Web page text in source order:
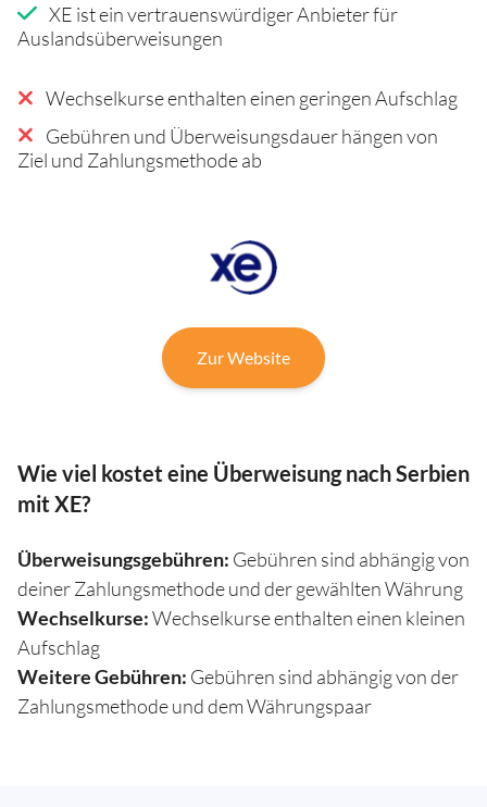
XE ist ein vertrauenswürdiger Anbieter für
Auslandsüberweisungen
Wechselkurse enthalten einen geringen Aufschlag
Gebühren und Überweisungsdauer hängen von
Ziel und Zahlungsmethode ab
Zur Website
Wie viel kostet eine Überweisung nach Serbien
mit XE?
Überweisungsgebühren: Gebühren sind abhängig von
deiner Zahlungsmethode und der gewählten Währung
Wechselkurse:Wechselkurse enthalten einen kleinen
Aufschlag
Weitere Gebühren: Gebühren sind abhängig von der
Zahlungsmethode und dem Währungspaar